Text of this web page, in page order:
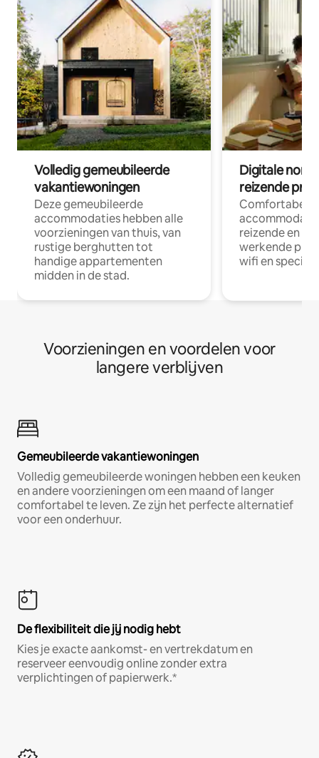
Volledig gemeubileerde
vakantiewoningen
Deze gemeubileerde
accommodaties hebben alle
voorzieningen van thuis, van
rustige berghutten tot
handige appartementen
midden in de stad.
Digitale
reizende
Comfortabele
reizende en
werkende
wifi en
Voorzieningen en voordelen voor
langere verblijven
Gemeubileerde vakantiewoningen
Volledig gemeubileerde woningen hebben een keuken
en andere voorzieningen om een maand of langer
comfortabel te leven. Ze zijn het perfecte alternatief
voor een onderhuur.
De flexibiliteit die jij nodig hebt
Kies je exacte aankomst- en vertrekdatum en
reserveer eenvoudig online zonder extra
verplichtingen of papierwerk.*